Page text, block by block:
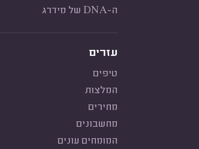
ה-DNA של מידרג
עזרים
טיפים
המלצות
מחירים
מחשבונים
המומחים עונים